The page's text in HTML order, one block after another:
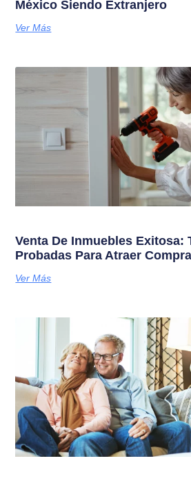
México Siendo Extranjero
Ver Más
Venta De Inmuebles Exitosa:
Probadas Para Atraer
Ver Más